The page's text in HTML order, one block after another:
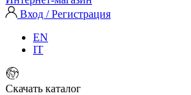
Вход / Регистрация
EN
IT
Скачать каталог